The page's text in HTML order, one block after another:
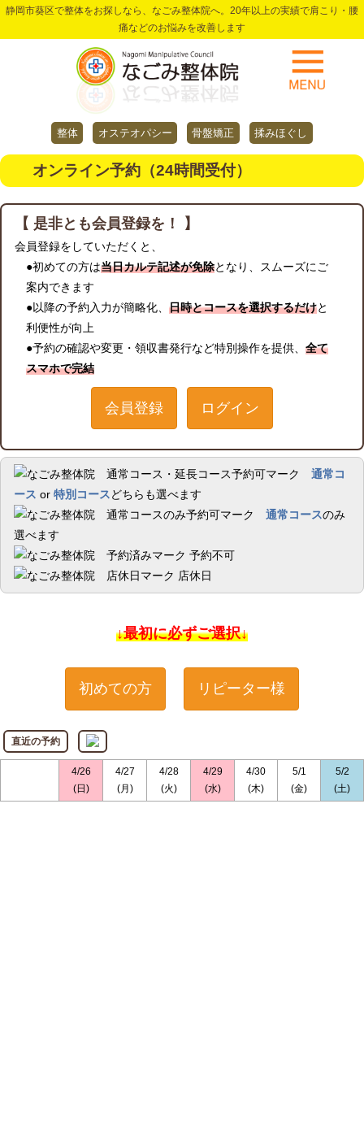
静岡市葵区で整体をお探しなら、なごみ整体院へ。20年以上の実績で肩こり・腰
痛などのお悩みを改善します
整体 オステオパシー 骨盤矯正 揉みほぐし
オンライン予約（24時間受付）
【 是非とも会員登録を！ 】
会員登録をしていただくと、
●初めての方は当日カルテ記述が免除となり、スムーズにご
案内できます
●以降の予約入力が簡略化、 日時とコースを選択するだけと
利便性が向上
●予約の確認や変更・領収書発行など特別操作を提供、 全て
スマホで完結
会員登録 ログイン
通常コ
ース or 特別コースどちらも選べます
通常コースのみ
選べます
予約不可
店休日
↓最初に必ずご選択↓
初めての方 リピーター様
直近の予約
4/26
(日)
4/27
(月)
4/28
(火)
4/29
(水)
4/30
(木)
5/1
(金)
5/2
(土)